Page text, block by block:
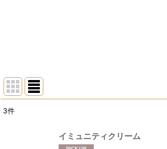
3件
イミュニティクリーム